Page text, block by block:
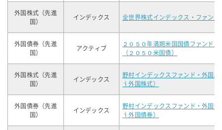
外国株式（先進
国）
インデックス 全世界株式インデックス・ファンド
外国債券（先進
国）
アクティブ
２０５０年満期米国国債ファンド
（２０５０米国債）
外国株式（先進
国）
インデックス
野村インデックスファンド・外国
ｉ外国株式）
外国債券（先進
国）
インデックス
野村インデックスファンド・外国
ｉ外国債券）